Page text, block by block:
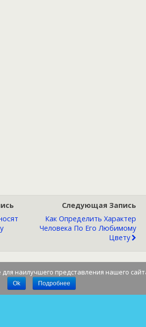
Следующая Запись
Как Определить Характер
Человека По Его Любимому
Цвету
наилучшего представления нашего
Ok Подробнее
Наверх